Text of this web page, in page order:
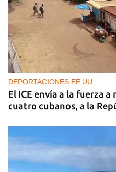
DEPORTACIONES EE UU
El ICE envía a la fuerza
cuatro cubanos, a la